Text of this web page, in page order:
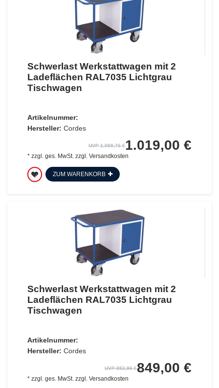
Schwerlast Werkstattwagen mit 2
Ladeflächen RAL7035 Lichtgrau
Tischwagen
Artikelnummer:
Hersteller: Cordes
UVP 1.059,76 €1.019,00 €
* zzgl. ges. MwSt. zzgl. Versandkosten
ZUM WARENKORB
Schwerlast Werkstattwagen mit 2
Ladeflächen RAL7035 Lichtgrau
Tischwagen
Artikelnummer:
Hersteller: Cordes
UVP 882,96 €849,00 €
* zzgl. ges. MwSt.zzgl. Versandkosten